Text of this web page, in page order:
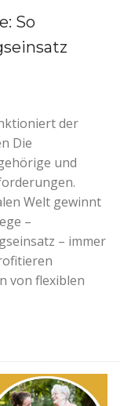
So
der
Die
und
Welt gewinnt
–
– immer
von flexiblen